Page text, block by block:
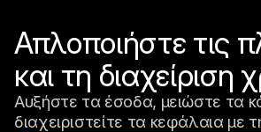
Απλοποιήστε τις
και τη
Αυξήστε τα έσοδα, μειώστε τα
διαχειριστείτε τα κεφάλαια με